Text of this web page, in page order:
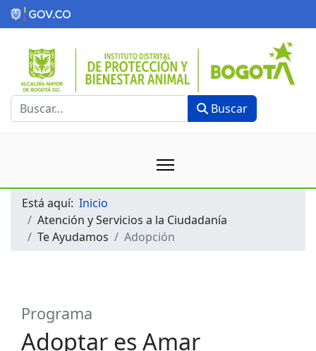
Buscar Buscar
Está aquí: Inicio
Atención y Servicios a la Ciudadanía
Te Ayudamos
Adopción
Programa
Adoptar es Amar